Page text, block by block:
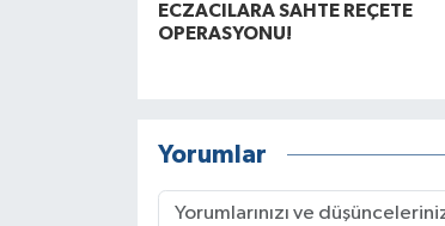
ECZACILARA SAHTE REÇETE
OPERASYONU!
Yorumlar